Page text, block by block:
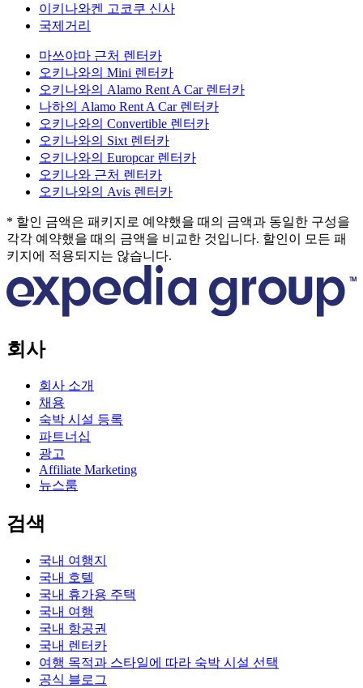
이키나와켄 고코쿠 신사
국제거리
마쓰야마 근처 렌터카
오키나와의 Mini 렌터카
오키나와의 Alamo Rent A Car 렌터카
나하의 Alamo Rent A Car 렌터카
오키나와의 Convertible 렌터카
오키나와의 Sixt 렌터카
오키나와의 Europcar 렌터카
오키나와 근처 렌터카
오키나와의 Avis 렌터카
* 할인 금액은 패키지로 예약했을 때의 금액과 동일한 구성을
각각 예약했을 때의 금액을 비교한 것입니다. 할인이 모든 패
키지에 적용되지는 않습니다.
회사
회사 소개
채용
숙박 시설 등록
파트너십
광고
Affiliate Marketing
뉴스룸
검색
국내 여행지
국내 호텔
국내 휴가용 주택
국내 여행
국내 항공권
국내 렌터카
여행 목적과 스타일에 따라 숙박 시설 선택
공식 블로그